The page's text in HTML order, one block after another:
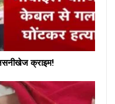
क्राइम!